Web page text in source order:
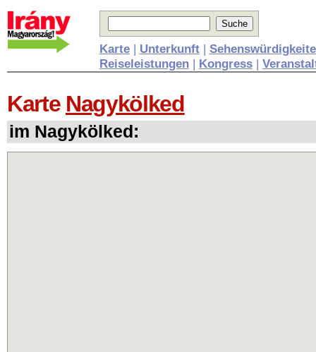
Karte| Unterkunft|
Reiseleistungen| Kongress|
Karte Nagykölked
im Nagykölked: